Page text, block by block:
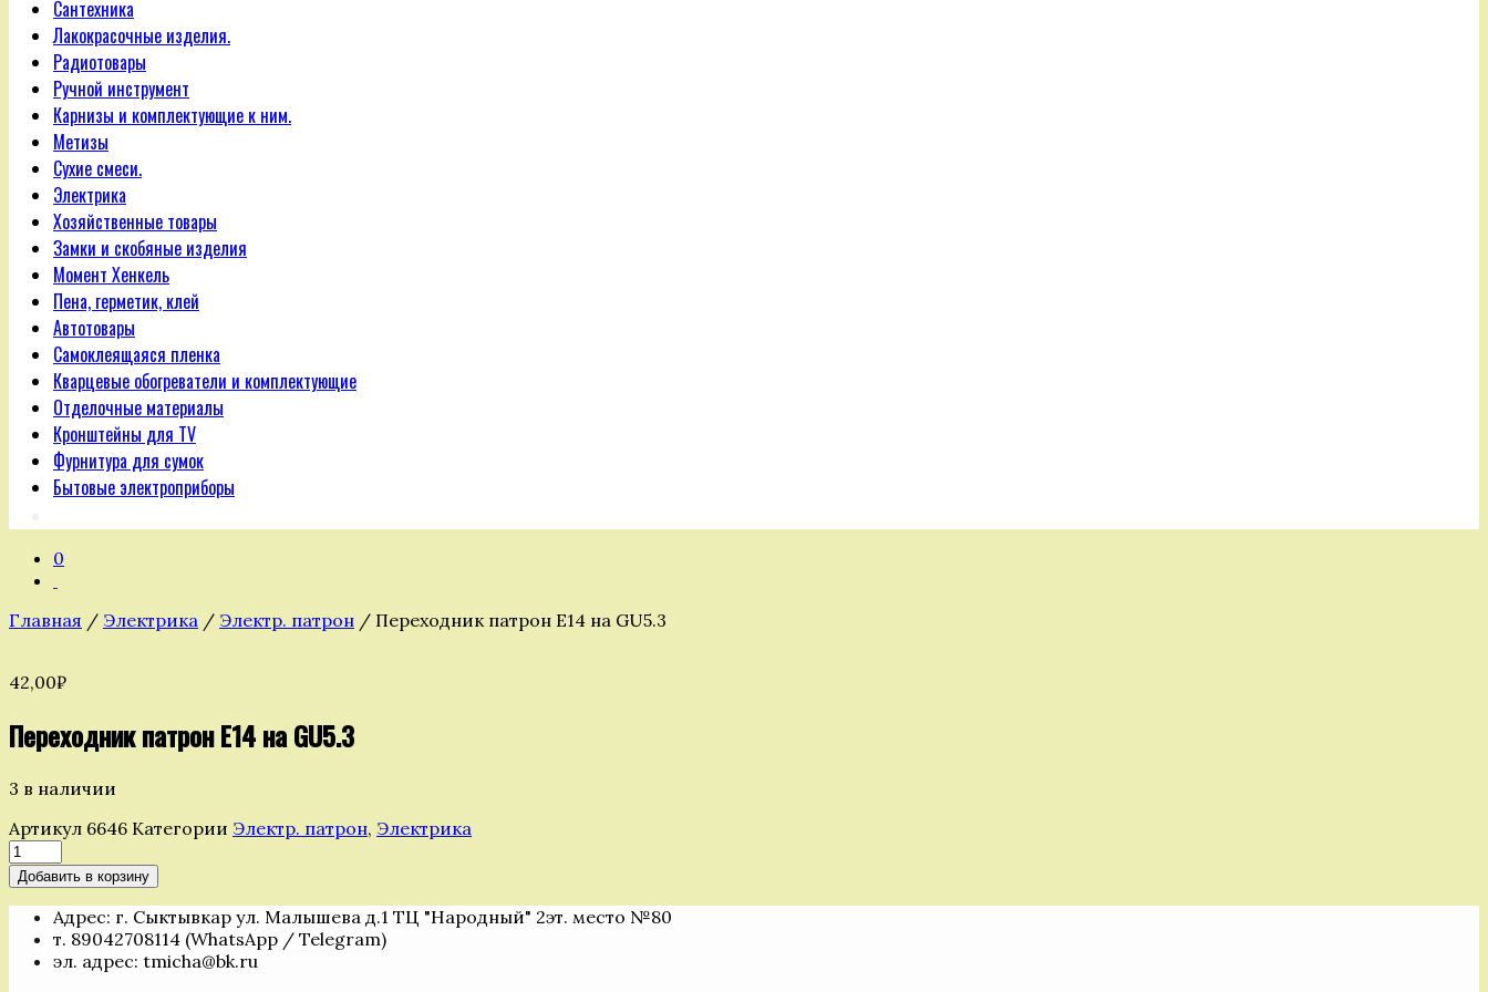
Сантехника
Лакокрасочные изделия.
Радиотовары
Ручной инструмент
Карнизы и комплектующие к ним.
Метизы
Сухие смеси.
Электрика
Хозяйственные товары
Замки и скобяные изделия
Момент Хенкель
Пена, герметик, клей
Автотовары
Самоклеящаяся пленка
Кварцевые обогреватели и комплектующие
Отделочные материалы
Кронштейны для TV
Фурнитура для сумок
Бытовые электроприборы
0
Главная / Электрика / Электр. патрон / Переходник патрон Е14 на GU5.3
42,00₽
Переходник патрон Е14 на GU5.3
3 в наличии
Артикул 6646 Категории Электр. патрон, Электрика
Количество
товара
Переходник
патрон
Е14
Добавить в корзину
Адрес: г. Сыктывкар ул. Малышева д.1 ТЦ "Народный" 2эт. место №80
т. 89042708114 (WhatsApp / Telegram)
эл. адрес: tmicha@bk.ru